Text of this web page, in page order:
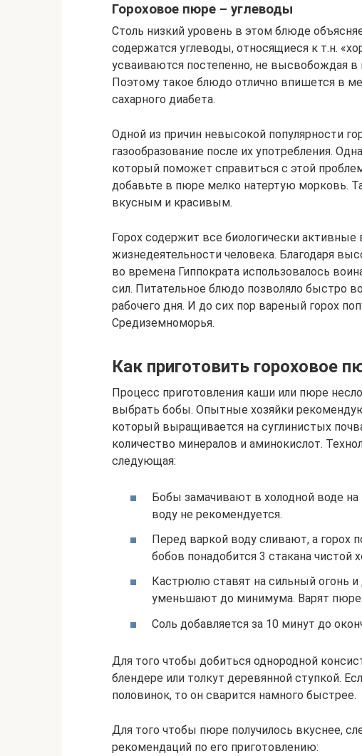
Гороховое пюре – углеводы
Столь низкий уровень в этом блюде
содержатся углеводы, относящиеся к т.н.
усваиваются постепенно, не высвобождая в
Поэтому такое блюдо отлично впишется в
сахарного диабета.
Одной из причин невысокой популярности
газообразование после их употребления.
который поможет справиться с этой
добавьте в пюре мелко натертую морковь.
вкусным и красивым.
Горох содержит все биологически
жизнедеятельности человека. Благодаря
во времена Гиппократа использовалось
сил. Питательное блюдо позволяло быстро
рабочего дня. И до сих пор вареный горох
Средиземноморья.
Как приготовить гороховое
Процесс приготовления каши или пюре
выбрать бобы. Опытные хозяйки
который выращивается на суглинистых
количество минералов и аминокислот.
следующая:
Бобы замачивают в холодной воде
воду не рекомендуется.
Перед варкой воду сливают, а
бобов понадобится 3 стакана чистой
Кастрюлю ставят на сильный огонь
уменьшают до минимума. Варят пюре
Соль добавляется за 10 минут до
Для того чтобы добиться однородной
блендере или толкут деревянной ступкой.
половинок, то он сварится намного быстрее.
Для того чтобы пюре получилось вкуснее,
рекомендаций по его приготовлению: